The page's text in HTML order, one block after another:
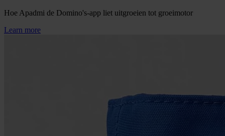
Hoe Apadmi de Domino's-app liet uitgroeien tot groeimotor
Learn more